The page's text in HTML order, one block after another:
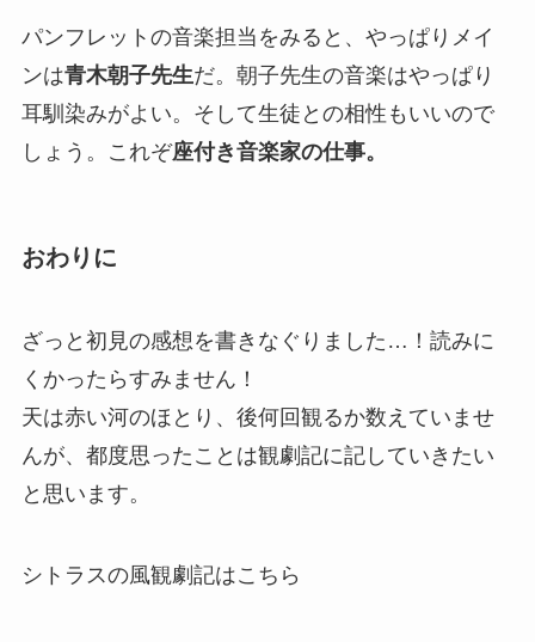
パンフレットの音楽担当をみると、やっぱりメイ
ンは青木朝子先生だ。朝子先生の音楽はやっぱり
耳馴染みがよい。そして生徒との相性もいいので
しょう。これぞ座付き音楽家の仕事。
おわりに
ざっと初見の感想を書きなぐりました…！読みに
くかったらすみません！
天は赤い河のほとり、後何回観るか数えていませ
んが、都度思ったことは観劇記に記していきたい
と思います。
シトラスの風観劇記はこちら